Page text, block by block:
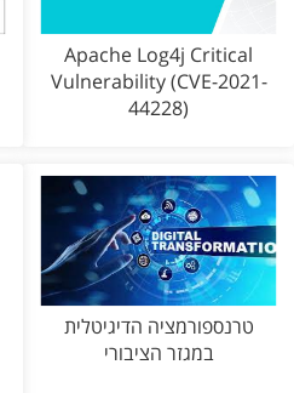
Apache Log4j Critical
Vulnerability (CVE-2021-
44228)
טרנספורמציה הדיגיטלית
במגזר הציבורי